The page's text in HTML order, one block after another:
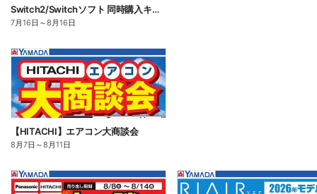
Switch2/Switchソフト 同時購入キャンペーン
7月16日 ～8月16日
【HITACHI】エアコン大商談会
8月7日 ～8月11日